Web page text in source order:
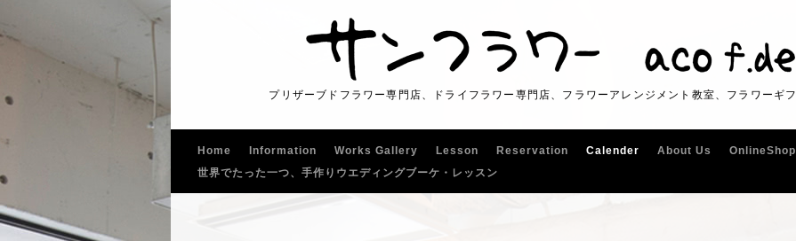
プリザーブドフラワー専門店、ドライフラワー専門店、フラワーアレンジメント教室、フラワーギ
Home Information Works Gallery Lesson Reservation Calender About Us OnlineShop
世界でたった一つ、手作りウエディングブーケ・レッスン